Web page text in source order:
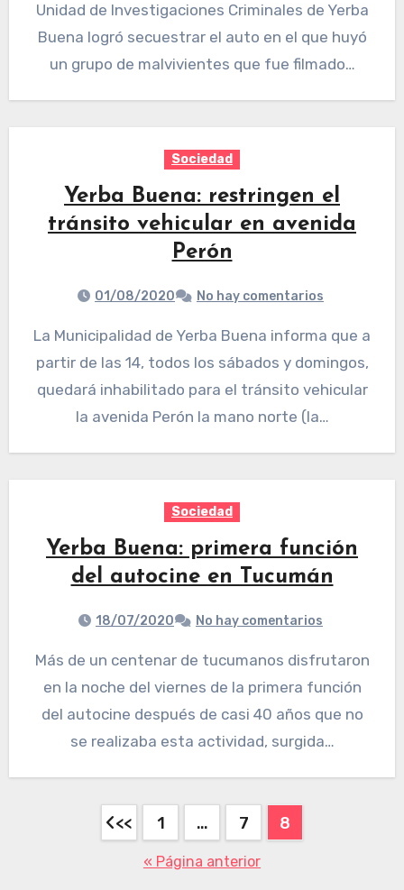
Unidad de Investigaciones Criminales de Yerba
Buena logró secuestrar el auto en el que huyó
un grupo de malvivientes que fue filmado…
Sociedad
Yerba Buena: restringen el
tránsito vehicular en avenida
Perón
01/08/2020 No hay comentarios
La Municipalidad de Yerba Buena informa que a
partir de las 14, todos los sábados y domingos,
quedará inhabilitado para el tránsito vehicular
la avenida Perón la mano norte (la…
Sociedad
Yerba Buena: primera función
del autocine en Tucumán
18/07/2020 No hay comentarios
Más de un centenar de tucumanos disfrutaron
en la noche del viernes de la primera función
del autocine después de casi 40 años que no
se realizaba esta actividad, surgida…
1 … 7 8
« Página anterior